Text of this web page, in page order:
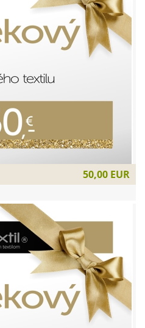
50,00 EUR